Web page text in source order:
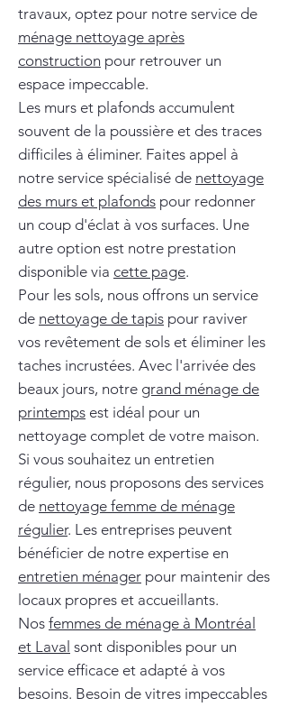
travaux, optez pour notre service de
ménage nettoyage après
construction pour retrouver un
espace impeccable.
Les murs et plafonds accumulent
souvent de la poussière et des traces
difficiles à éliminer. Faites appel à
notre service spécialisé de nettoyage
des murs et plafonds pour redonner
un coup d'éclat à vos surfaces. Une
autre option est notre prestation
disponible via cette page.
Pour les sols, nous offrons un service
de nettoyage de tapis pour raviver
vos revêtement de sols et éliminer les
taches incrustées. Avec l'arrivée des
beaux jours, notre grand ménage de
printemps est idéal pour un
nettoyage complet de votre maison.
Si vous souhaitez un entretien
régulier, nous proposons des services
de nettoyage femme de ménage
régulier. Les entreprises peuvent
bénéficier de notre expertise en
entretien ménager pour maintenir des
locaux propres et accueillants.
Nos femmes de ménage à Montréal
et Laval sont disponibles pour un
service efficace et adapté à vos
besoins. Besoin de vitres impeccables